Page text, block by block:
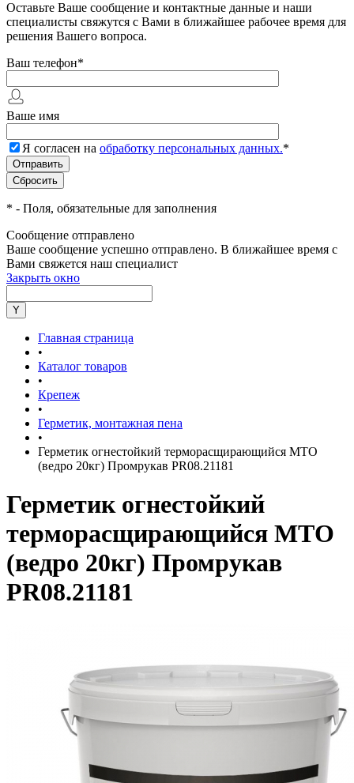
Оставьте Ваше сообщение и контактные данные и наши
специалисты свяжутся с Вами в ближайшее рабочее время для
решения Вашего вопроса.
Ваш телефон*
Ваше имя
Я согласен на обработку персональных данных.*
* - Поля, обязательные для заполнения
Сообщение отправлено
Ваше сообщение успешно отправлено. В ближайшее время с
Вами свяжется наш специалист
Закрыть окно
Главная страница
•
Каталог товаров
•
Крепеж
•
Герметик, монтажная пена
•
Герметик огнестойкий терморасщирающийся МТО
(ведро 20кг) Промрукав PR08.21181
Герметик огнестойкий
терморасщирающийся МТО
(ведро 20кг) Промрукав
PR08.21181